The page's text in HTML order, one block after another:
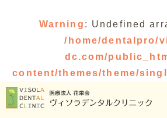
Warning : Undefined
/home/dentalpro/
dc.com/
content/themes/theme/